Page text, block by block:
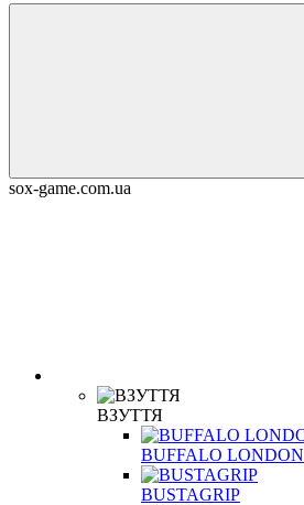
sox-game.com.ua
ВЗУТТЯ
BUFFALO LONDON
BUSTAGRIP